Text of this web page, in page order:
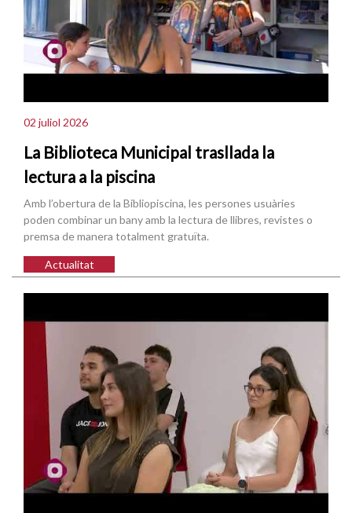
02 juliol 2026
La Biblioteca Municipal trasllada la
lectura a la piscina
Amb l’obertura de la Bibliopiscina, les persones usuàries
poden combinar un bany amb la lectura de llibres, revistes o
premsa de manera totalment gratuïta.
Actualitat